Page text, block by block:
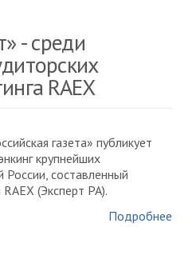
- среди
RAEX
газета» публикует
крупнейших
России, составленный
(Эксперт РА).
Подробнее